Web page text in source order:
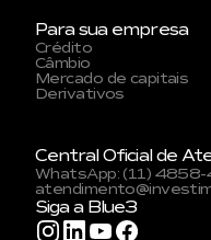
Para sua empresa
Crédito
Câmbio
Mercado de capitais
Derivativos
Central Oficial de
WhatsApp: (11)
Siga a Blue3